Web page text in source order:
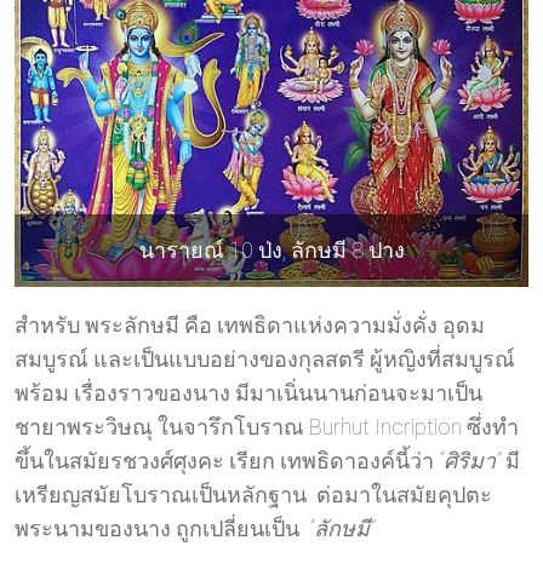
นารายณ์ 10 ป่ง, ลักษมี 8 ปาง
สำหรับ พระลักษมี คือ เทพธิดาแห่งความมั่งคั่ง อุดม
สมบูรณ์ และเป็นแบบอย่างของกุลสตรี ผู้หญิงที่สมบูรณ์
พร้อม เรื่องราวของนาง มีมาเนิ่นนานก่อนจะมาเป็น
ชายาพระวิษณุ ในจารึกโบราณ Burhut Incription ซึ่งทำ
ขึ้นในสมัยรชวงศ์ศุงคะ เรียก เทพธิดาองค์นี้ว่า “ศิริมา”มี
เหรียญสมัยโบราณเป็นหลักฐาน ต่อมาในสมัยคุปตะ
พระนามของนาง ถูกเปลี่ยนเป็น “ลักษมี”